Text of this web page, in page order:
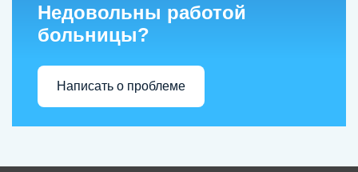
Недовольны работой
больницы?
Написать о проблеме